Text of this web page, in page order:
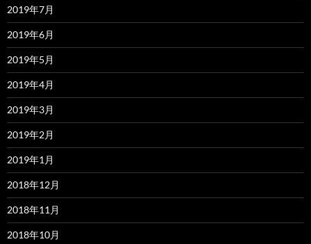
2019年7月
2019年6月
2019年5月
2019年4月
2019年3月
2019年2月
2019年1月
2018年12月
2018年11月
2018年10月